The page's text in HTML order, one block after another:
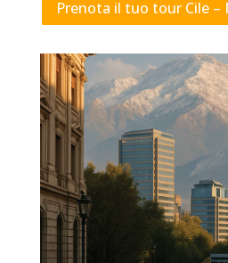
Prenota il tuo tour Cile –